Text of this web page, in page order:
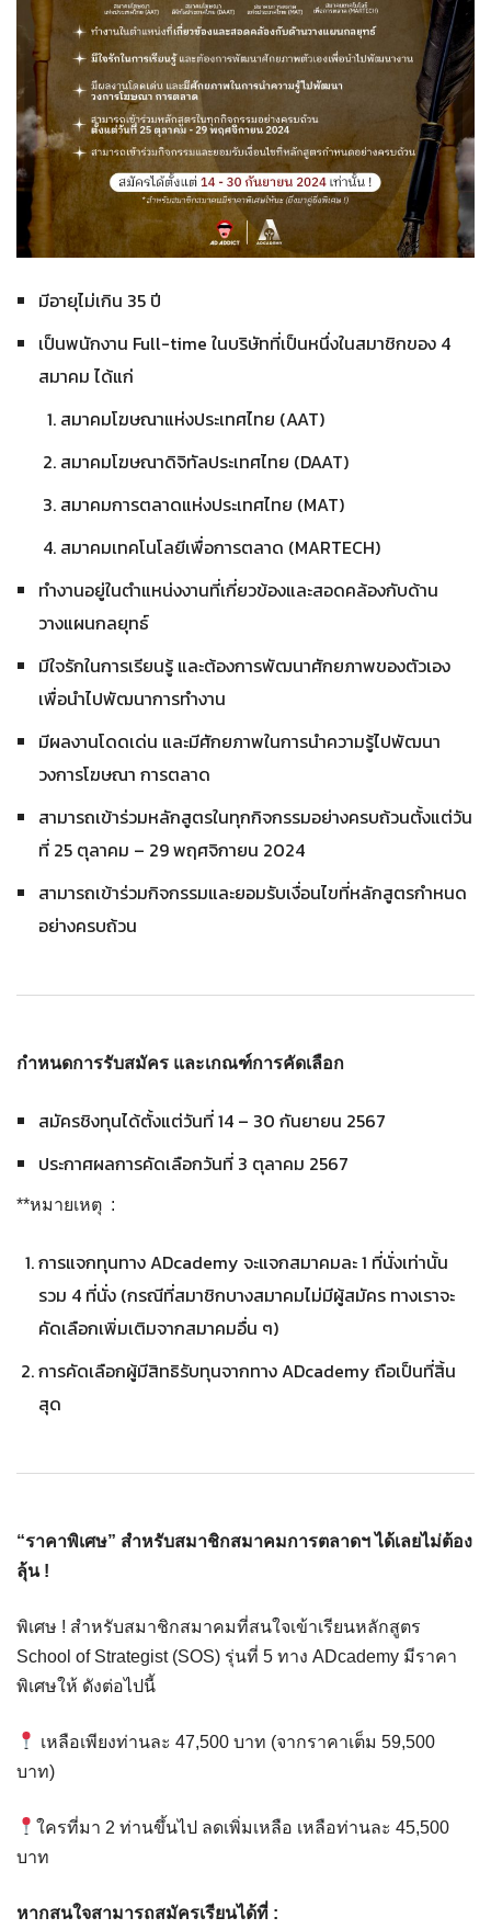
มีอายุไม่เกิน 35 ปี
เป็นพนักงาน Full-time ในบริษัทที่เป็นหนึ่งในสมาชิกของ 4
สมาคม ได้แก่
สมาคมโฆษณาแห่งประเทศไทย (AAT)
สมาคมโฆษณาดิจิทัลประเทศไทย (DAAT)
สมาคมการตลาดแห่งประเทศไทย (MAT)
สมาคมเทคโนโลยีเพื่อการตลาด (MARTECH)
ทำงานอยู่ในตำแหน่งงานที่เกี่ยวข้องและสอดคล้องกับด้าน
วางแผนกลยุทธ์
มีใจรักในการเรียนรู้ และต้องการพัฒนาศักยภาพของตัวเอง
เพื่อนำไปพัฒนาการทำงาน
มีผลงานโดดเด่น และมีศักยภาพในการนำความรู้ไปพัฒนา
วงการโฆษณา การตลาด
สามารถเข้าร่วมหลักสูตรในทุกกิจกรรมอย่างครบถ้วนตั้งแต่วัน
ที่ 25 ตุลาคม – 29 พฤศจิกายน 2024
สามารถเข้าร่วมกิจกรรมและยอมรับเงื่อนไขที่หลักสูตรกำหนด
อย่างครบถ้วน
กำหนดการรับสมัคร และเกณฑ์การคัดเลือก
สมัครชิงทุนได้ตั้งแต่วันที่ 14 – 30 กันยายน 2567
ประกาศผลการคัดเลือกวันที่ 3 ตุลาคม 2567
**หมายเหตุ :
การแจกทุนทาง ADcademy จะแจกสมาคมละ 1 ที่นั่งเท่านั้น
รวม 4 ที่นั่ง (กรณีที่สมาชิกบางสมาคมไม่มีผู้สมัคร ทางเราจะ
คัดเลือกเพิ่มเติมจากสมาคมอื่น ๆ)
การคัดเลือกผู้มีสิทธิรับทุนจากทาง ADcademy ถือเป็นที่สิ้น
สุด
“ราคาพิเศษ” สำหรับสมาชิกสมาคมการตลาดฯได้เลยไม่ต้อง
ลุ้น !
พิเศษ ! สำหรับสมาชิกสมาคมที่สนใจเข้าเรียนหลักสูตร
School of Strategist (SOS) รุ่นที่ 5 ทาง ADcademy มีราคา
พิเศษให้ ดังต่อไปนี้
เหลือเพียงท่านละ 47,500 บาท (จากราคาเต็ม 59,500
บาท)
ใครที่มา 2 ท่านขึ้นไป ลดเพิ่มเหลือ เหลือท่านละ 45,500
บาท
หากสนใจสามารถสมัครเรียนได้ที่ :